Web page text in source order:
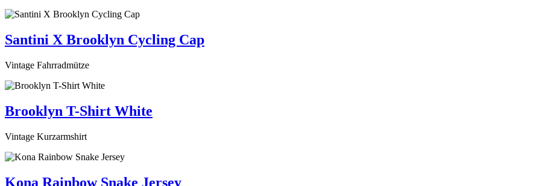
Santini X Brooklyn Cycling Cap
Vintage Fahrradmütze
Brooklyn T-Shirt White
Vintage Kurzarmshirt
Kona Rainbow Snake Jersey